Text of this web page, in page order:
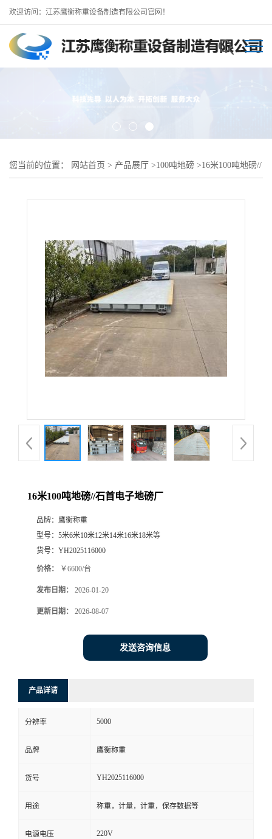
欢迎访问：江苏鹰衡称重设备制造有限公司官网！
您当前的位置： 网站首页 > 产品展厅 >100吨地磅 >16米100吨地磅//
16米100吨地磅//石首电子地磅厂
品牌： 鹰衡称重
型号： 5米6米10米12米14米16米18米等
货号： YH2025116000
价格： ￥6600/台
发布日期： 2026-01-20
更新日期： 2026-08-07
发送咨询信息
产品详请
分辨率 5000
品牌 鹰衡称重
货号 YH2025116000
用途 称重，计量，计重，保存数据等
电源电压 220V